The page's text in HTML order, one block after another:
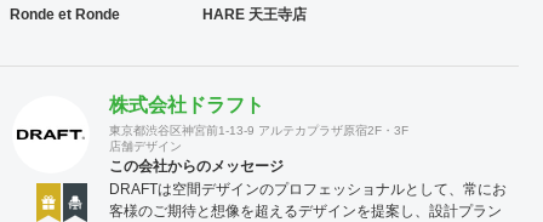
Ronde et Ronde HARE 天王寺店
株式会社ドラフト
東京都渋谷区神宮前1-13-9 アルテカプラザ原宿2F・3F
店舗デザイン
この会社からのメッセージ
DRAFTは空間デザインのプロフェッショナルとして、常にお
客様のご期待と想像を超えるデザインを提案し、設計プラン